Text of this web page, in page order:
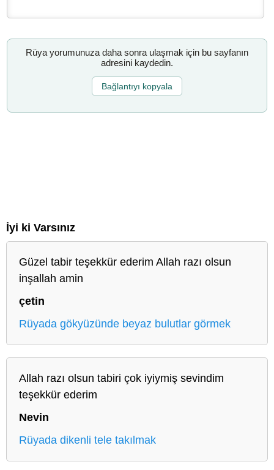
Rüya yorumunuza daha sonra ulaşmak için bu sayfanın
adresini kaydedin.
Bağlantıyı kopyala
İyi ki Varsınız
Güzel tabir teşekkür ederim Allah razı olsun
inşallah amin
çetin
Rüyada gökyüzünde beyaz bulutlar görmek
Allah razı olsun tabiri çok iyiymiş sevindim
teşekkür ederim
Nevin
Rüyada dikenli tele takılmak